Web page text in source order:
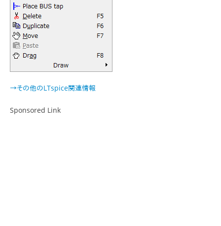
→その他のLTspice関連情報
Sponsored Link